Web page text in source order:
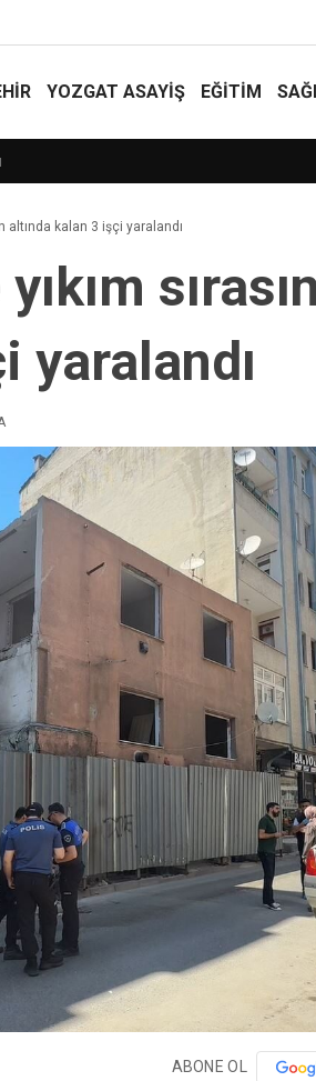
YOZGAT ASAYIŞ EĞİTİM
altında kalan 3 işçi yaralandı
yaralandı
ABONE OL